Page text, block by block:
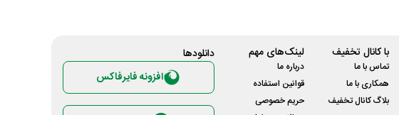
با کانال تخفیف
تماس با ما
همکاری با ما
بلاگ کانال تخفیف
لینک‌های مهم
درباره ما
قوانین استفاده
حریم خصوصی
دانلود‌ها
افزونه فایرفاکس